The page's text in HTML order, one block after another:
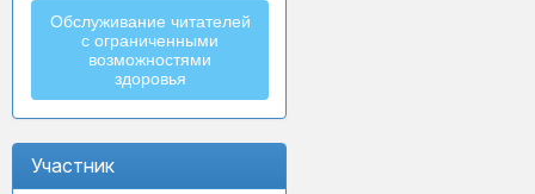
Обслуживание читателей
с ограниченными
возможностями
здоровья
Участник